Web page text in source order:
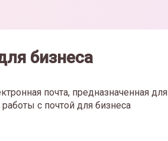
бизнеса
почта, предназначенная для
с почтой для бизнеса